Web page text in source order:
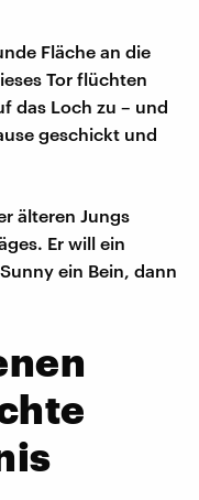
Fläche an die
Tor flüchten
das Loch zu – und
geschickt und
älteren Jungs
Er will ein
ein Bein, dann